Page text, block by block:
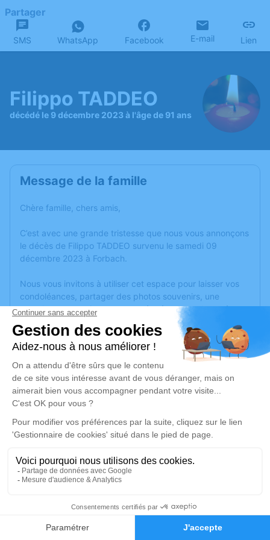
Faire-part Hommages
Partager
SMS WhatsApp Facebook E-mail Lien
Filippo TADDEO
décédé le 9 décembre 2023 à l'âge de 91 ans
Message de la famille
Chère famille, chers amis,
C’est avec une grande tristesse que nous vous annonçons
le décès de Filippo TADDEO survenu le samedi 09
décembre 2023 à Forbach.
Nous vous invitons à utiliser cet espace pour laisser vos
condoléances, partager des photos souvenirs, une
anecdote ou exprimer vos pensées à travers des poèmes
ou des textes. Cet endroit est un lieu d'expression dédié à
honorer la mémoire de Filippo TADDEO.
Un service de plantation d’arbre hommage estdisponible
samedi 16 décembre 2023 à 10h00
Église À Wiesberg Cité de Forbach
57600 Forbach
Je rends hommage